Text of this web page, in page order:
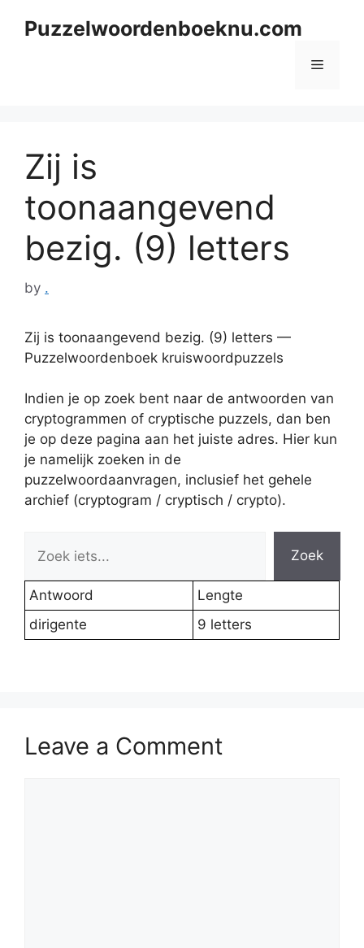
Puzzelwoordenboeknu.com
Menu
Zij is
toonaangevend
bezig. (9) letters
by .
Zij is toonaangevend bezig. (9) letters —
Puzzelwoordenboek kruiswoordpuzzels
Indien je op zoek bent naar de antwoorden van
cryptogrammen of cryptische puzzels, dan ben
je op deze pagina aan het juiste adres. Hier kun
je namelijk zoeken in de
puzzelwoordaanvragen, inclusief het gehele
archief (cryptogram / cryptisch / crypto).
Zoek
Antwoord
Lengte
dirigente
9 letters
Leave a Comment